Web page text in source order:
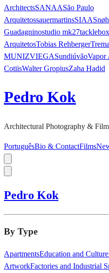
ArchitectsSANAASão Paulo
ArquitetossauermartinsSIAA
Guadagninostudio mk27tacklebox
ArquitetosTobias RehbergerTrema
MUNIZVIEGASundiúvãoVapor
CotiisWalter GropiusZaha Hadid
Pedro Kok
Architectural Photography &
PortuguêsBio & ContactFilms
Pedro Kok
By Type
ApartmentsEducation and Culture
ArtworkFactories and Industrial